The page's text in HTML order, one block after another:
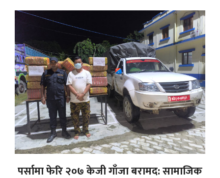
पर्सामा फेरि २०७ केजी गाँजा बरामद: सामाजिक